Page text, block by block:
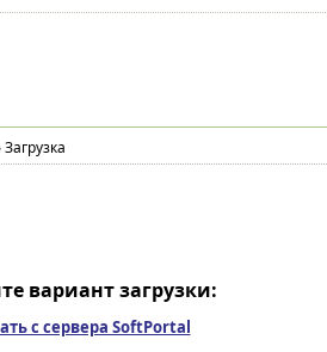
Загрузка
вариант загрузки:
с сервера SoftPortal